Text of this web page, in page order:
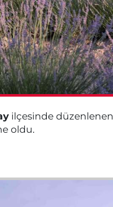
ilçesinde düzenlenen
oldu.